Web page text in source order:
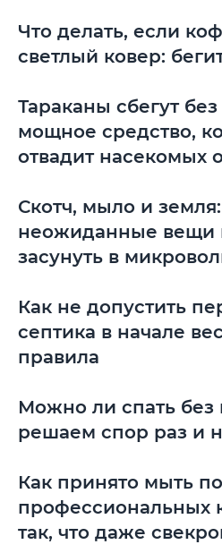
Что делать, если
светлый ковер:
Тараканы сбегут без
мощное средство,
отвадит насекомых
Скотч, мыло и
неожиданные вещи
засунуть в
Как не допустить
септика в начале
правила
Можно ли спать без
решаем спор раз и
Как принято мыть
профессиональных
так, что даже